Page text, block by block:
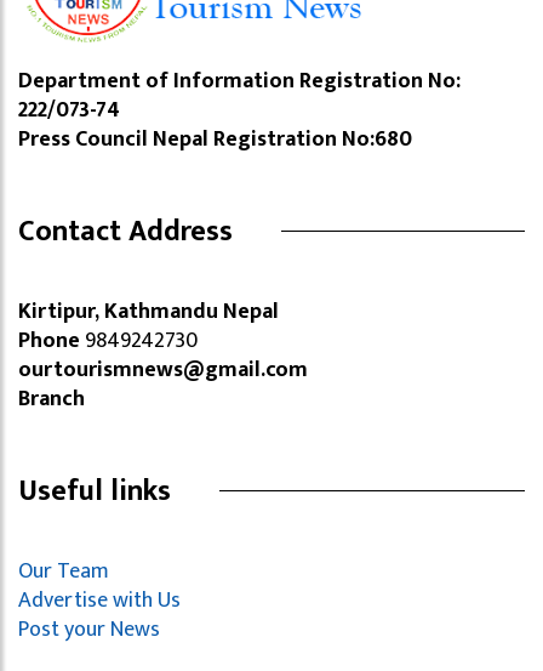
Department of Information Registration No:
222/073-74
Press Council Nepal Registration No:680
Contact Address
Kirtipur, Kathmandu Nepal
Phone 9849242730
ourtourismnews@gmail.com
Branch
Useful links
Our Team
Advertise with Us
Post your News